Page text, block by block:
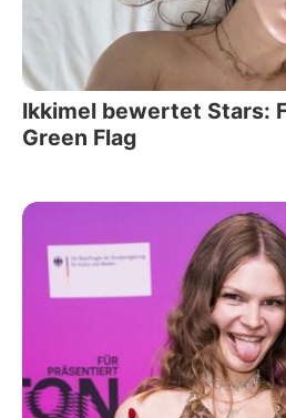
Ikkimel bewertet Stars:
Green Flag